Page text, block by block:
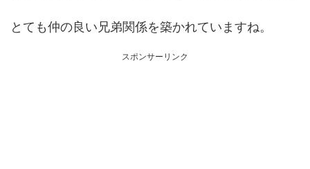
とても仲の良い兄弟関係を築かれていますね。
スポンサーリンク